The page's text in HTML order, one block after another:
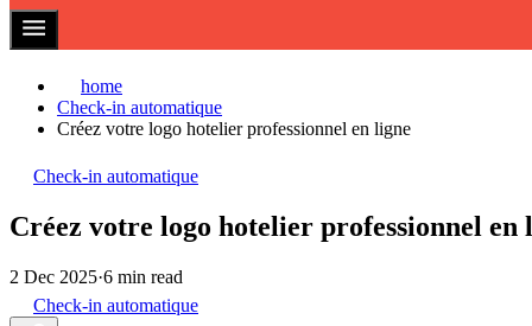
home
Check-in automatique
Créez votre logo hotelier professionnel en ligne
Check-in automatique
Créez votre logo hotelier professionnel en
2 Dec 2025·6 min read
Check-in automatique